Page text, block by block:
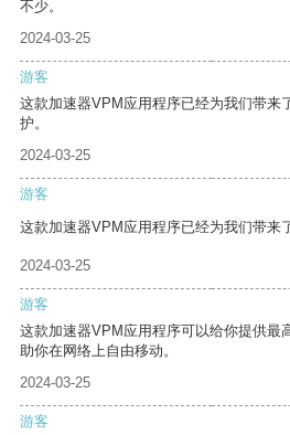
不少。
2024-03-25
游客
这款加速器VPM应用程序已经为我们带来
护。
2024-03-25
游客
这款加速器VPM应用程序已经为我们带来
2024-03-25
游客
这款加速器VPM应用程序可以给你提供最
助你在网络上自由移动。
2024-03-25
游客